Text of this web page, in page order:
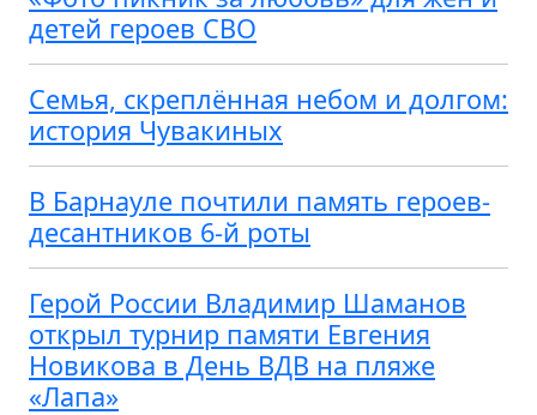
детей героев СВО
Семья, скреплённая небом и долгом:
история Чувакиных
В Барнауле почтили память героев-
десантников 6-й роты
Герой России Владимир Шаманов
открыл турнир памяти Евгения
Новикова в День ВДВ на пляже
«Лапа»